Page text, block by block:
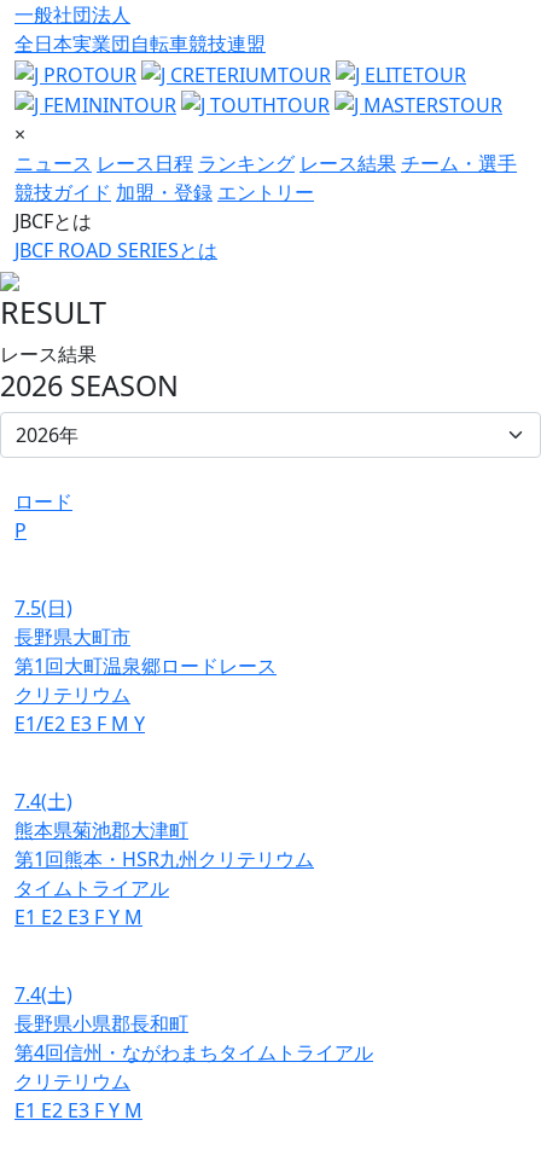
一般社団法人
全日本実業団自転車競技連盟
×
ニュース レース日程 ランキング レース結果チーム・選手
競技ガイド 加盟・登録 エントリー
JBCFとは
JBCF ROAD SERIESとは
RESULT
レース結果
2026 SEASON
ロード
P
7.5(日)
長野県大町市
第1回大町温泉郷ロードレース
クリテリウム
E1/E2 E3 F M Y
7.4(土)
熊本県菊池郡大津町
第1回熊本・HSR九州クリテリウム
タイムトライアル
E1 E2 E3 FY M
7.4(土)
長野県小県郡長和町
第4回信州・ながわまちタイムトライアル
クリテリウム
E1 E2 E3 FY M